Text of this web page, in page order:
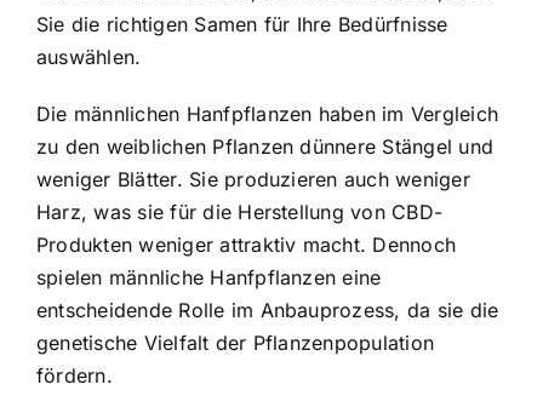
Sie die richtigen Samen für Ihre Bedürfnisse
auswählen.
Die männlichen Hanfpflanzen haben im Vergleich
zu den weiblichen Pflanzen dünnere Stängel und
weniger Blätter. Sie produzieren auch weniger
Harz, was sie für die Herstellung von CBD-
Produkten weniger attraktiv macht. Dennoch
spielen männliche Hanfpflanzen eine
entscheidende Rolle im Anbauprozess, da sie die
genetische Vielfalt der Pflanzenpopulation
fördern.